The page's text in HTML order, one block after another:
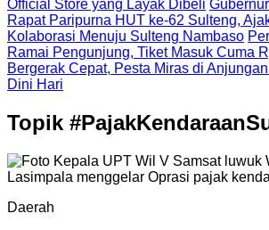
Official Store yang Layak Dibeli
Rapat Paripurna HUT ke-62 Sulteng,
Kolaborasi Menuju Sulteng Nambaso
Ramai Pengunjung, Tiket Masuk Cuma
Bergerak Cepat, Pesta Miras di
Dini Hari
Topik
Daerah